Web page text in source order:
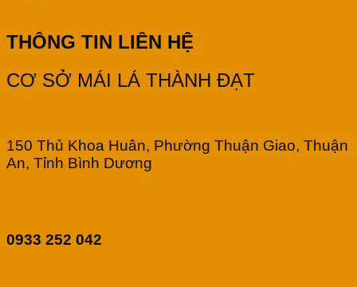
THÔNG TIN LIÊN HỆ
CƠ SỞ MÁI LÁ THÀNH ĐẠT
150 Thủ Khoa Huân, Phường Thuận Giao, Thuận
An, Tỉnh Bình Dương
0933 252 042